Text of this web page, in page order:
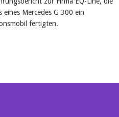
eines Mercedes G 300 ein
fertigten.